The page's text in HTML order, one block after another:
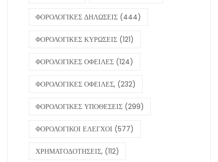
ΦΟΡΟΛΟΓΙΚΕΣ ΔΗΛΩΣΕΙΣ (444)
ΦΟΡΟΛΟΓΙΚΕΣ ΚΥΡΩΣΕΙΣ (121)
ΦΟΡΟΛΟΓΙΚΕΣ ΟΦΕΙΛΕΣ (124)
ΦΟΡΟΛΟΓΙΚΕΣ ΟΦΕΙΛΕΣ, (232)
ΦΟΡΟΛΟΓΙΚΕΣ ΥΠΟΘΕΣΕΙΣ (299)
ΦΟΡΟΛΟΓΙΚΟΙ ΕΛΕΓΧΟΙ (577)
ΧΡΗΜΑΤΟΔΟΤΗΣΕΙΣ, (112)